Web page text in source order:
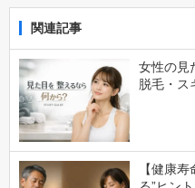
関連記事
女性の見
脱毛・ス
【健康